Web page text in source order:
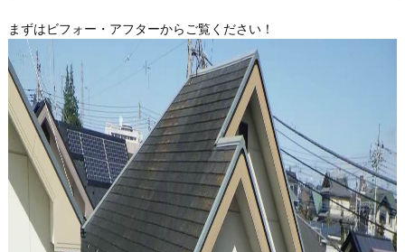
まずはビフォー・アフターからご覧ください！